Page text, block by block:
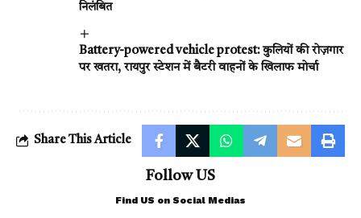
निलंबित
Battery-powered vehicle protest: कुलियों की रोज़गार
पर खतरा, रायपुर स्टेशन में बैटरी वाहनों के खिलाफ मोर्चा
Share This Article
Follow US
Find US on Social Medias